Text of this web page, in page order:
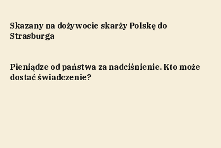
Skazany na dożywocie skarży Polskę do
Strasburga
Pieniądze od państwa za nadciśnienie. Kto może
dostać świadczenie?